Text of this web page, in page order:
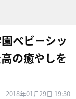
ベビーシッ
の癒やしを
2018年01月29日 19:30